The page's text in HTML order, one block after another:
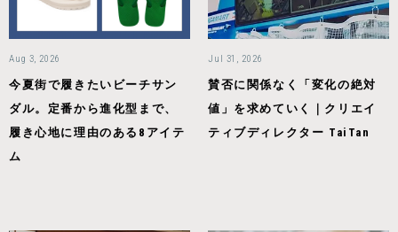
Aug 3, 2026
今夏街で履きたいビーチサン
ダル。定番から進化型まで、
履き心地に理由のある8アイテ
ム
Jul 31, 2026
賛否に関係なく「変化の絶対
値」を求めていく｜クリエイ
ティブディレクター TaiTan